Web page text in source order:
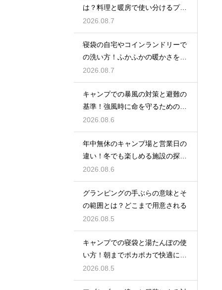
は？料理と暖房で使い分けるプロ
の技
2026.08.7
寝袋の自宅やコインランドリーで
の洗い方！ふかふかの暖かさを復
活させる
2026.08.7
キャンプでの暴風の対策と避難の
基準！強風時に命を守るための行
動
2026.08.6
年中無休のキャンプ場と営業日の
違い！冬でも楽しめる施設の探し
方
2026.08.6
グランピングの手ぶらの意味とそ
の範囲とは？どこまで用意される
2026.08.5
キャンプでの寝袋と湯たんぽの使
い方！朝までポカポカで快適に眠
る方法
2026.08.5